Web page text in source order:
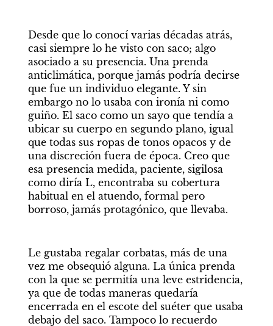
Desde que lo conocí varias décadas atrás,
casi siempre lo he visto con saco; algo
asociado a su presencia. Una prenda
anticlimática, porque jamás podría decirse
que fue un individuo elegante. Y sin
embargo no lo usaba con ironía ni como
guiño. El saco como un sayo que tendía a
ubicar su cuerpo en segundo plano, igual
que todas sus ropas de tonos opacos y de
una discreción fuera de época. Creo que
esa presencia medida, paciente, sigilosa
como diría L, encontraba su cobertura
habitual en el atuendo, formal pero
borroso, jamás protagónico, que llevaba.
Le gustaba regalar corbatas, más de una
vez me obsequió alguna. La única prenda
con la que se permitía una leve estridencia,
ya que de todas maneras quedaría
encerrada en el escote del suéter que usaba
debajo del saco. Tampoco lo recuerdo